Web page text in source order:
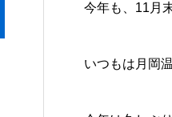
今年も、11月
いつもは月岡